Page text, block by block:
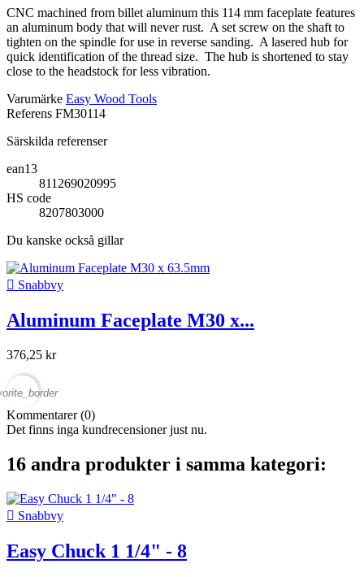
CNC machined from billet aluminum this 114 mm faceplate features
an aluminum body that will never rust. A set screw on the shaft to
tighten on the spindle for use in reverse sanding. A lasered hub for
quick identification of the thread size. The hub is shortened to stay
close to the headstock for less vibration.
Varumärke Easy Wood Tools
Referens FM30114
Särskilda referenser
ean13
811269020995
HS code
8207803000
Du kanske också gillar
 Snabbvy
Aluminum Faceplate M30 x...
376,25 kr
Kommentarer (0)
Det finns inga kundrecensioner just nu.
16 andra produkter i samma kategori:
 Snabbvy
Easy Chuck 1 1/4" - 8